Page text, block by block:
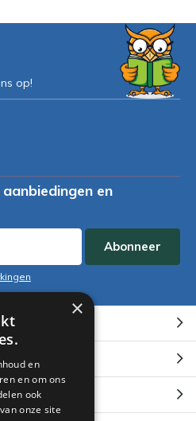
op!
en
Abonneer
×
en
en om ons
ook
onze site